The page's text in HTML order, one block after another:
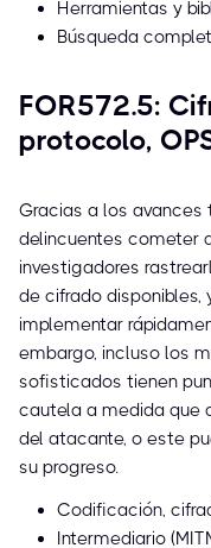
Herramientas y
Búsqueda
FOR572.5:
protocolo,
Gracias a los
delincuentes cometer
investigadores
de cifrado disponibles,
implementar
embargo, incluso los
sofisticados tienen
cautela a medida que
del atacante, o este
su progreso.
Codificación,
Intermediario